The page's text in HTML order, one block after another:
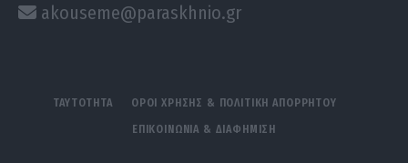
akouseme@paraskhnio.gr
ΤΑΥΤΟΤΗΤΑ ΟΡΟΙ ΧΡΗΣΗΣ & ΠΟΛΙΤΙΚΗ ΑΠΟΡΡΗΤΟΥ
ΕΠΙΚΟΙΝΩΝΙΑ & ΔΙΑΦΗΜΙΣΗ